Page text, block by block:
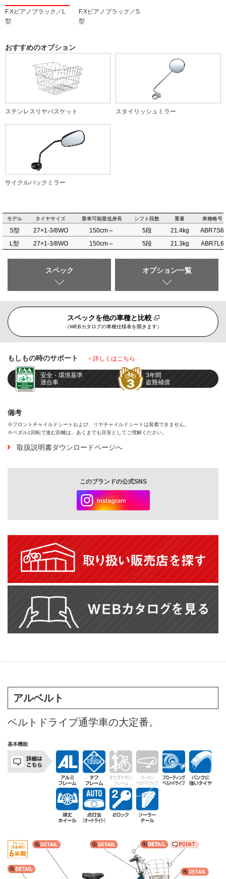
F.Xピアノブラック／L
型
F.Xピアノブラック／S
型
おすすめのオプション
ステンレスリヤバスケット スタイリッシュミラー
サイクルバックミラー
モデル タイヤサイズ 乗車可能最低身長 シフト段数 重量 車種略号
S型 27×1-3/8WO 150cm～ 5段 21.4kg
ABR7S6
L型
27×1-3/8WO 150cm～ 5段 21.3kg ABR7L6
スペック オプション一覧
スペックを他の車種と比較
（WEBカタログの車種仕様表を開きます）
もしもの時のサポート 詳しくはこちら
安全・環境基準
適合車
3年間
盗難補償
備考
※フロントチャイルドシートおよび、リヤチャイルドシートは装着できません。
※ペダル1回転で進む距離は、あくまでも目安としてご理解ください。
取扱説明書ダウンロードページへ
このブランドの公式SNS
アルベルト
ベルトドライブ通学車の大定番。
基本機能